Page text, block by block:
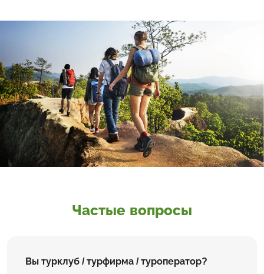
Частые вопросы
Вы турклуб / турфирма / туроператор?